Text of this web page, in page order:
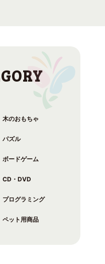
木のおもちゃ
パズル
ボードゲーム
CD・DVD
プログラミング
ペット用商品